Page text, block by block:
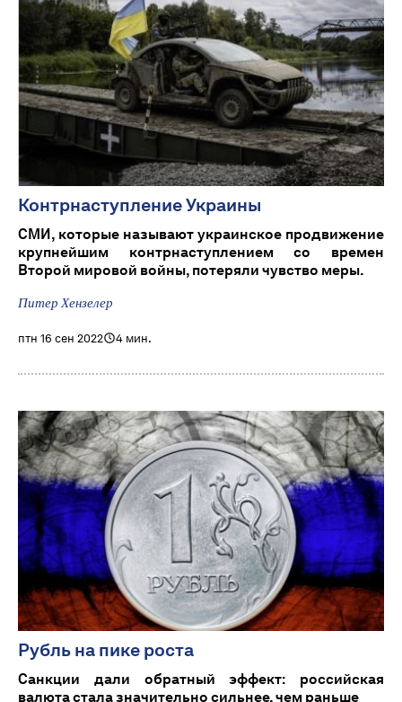
Контрнаступление Украины
СМИ, которые называют украинское продвижение
крупнейшим контрнаступлением со времен
Второй мировой войны, потеряли чувство меры.
Питер Хензелер
птн 16 сен 2022 4 мин.
Рубль на пике роста
Санкции дали обратный эффект: российская
валюта стала значительно сильнее, чем раньше